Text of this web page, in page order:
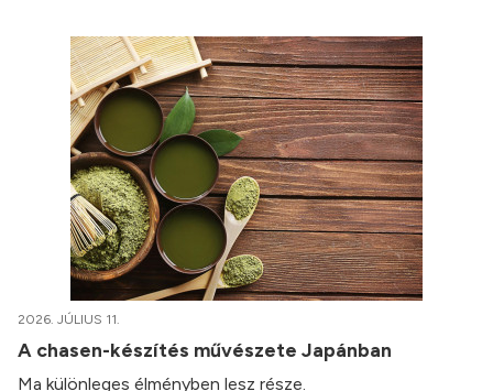
2026. JÚLIUS 11.
A chasen-készítés művészete Japánban
Ma különleges élményben lesz része.